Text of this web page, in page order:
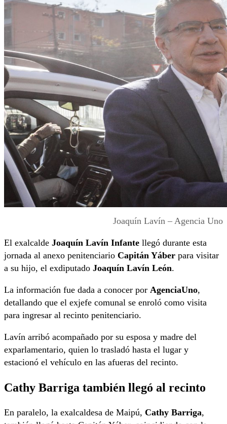
Joaquín Lavín – Agencia Uno
El exalcalde Joaquín Lavín Infante llegó durante esta
jornada al anexo penitenciario Capitán Yáber para visitar
a su hijo, el exdiputado Joaquín Lavín León.
La información fue dada a conocer por AgenciaUno,
detallando que el exjefe comunal se enroló como visita
para ingresar al recinto penitenciario.
Lavín arribó acompañado por su esposa y madre del
exparlamentario, quien lo trasladó hasta el lugar y
estacionó el vehículo en las afueras del recinto.
Cathy Barriga también llegó al recinto
En paralelo, la exalcaldesa de Maipú, Cathy Barriga,